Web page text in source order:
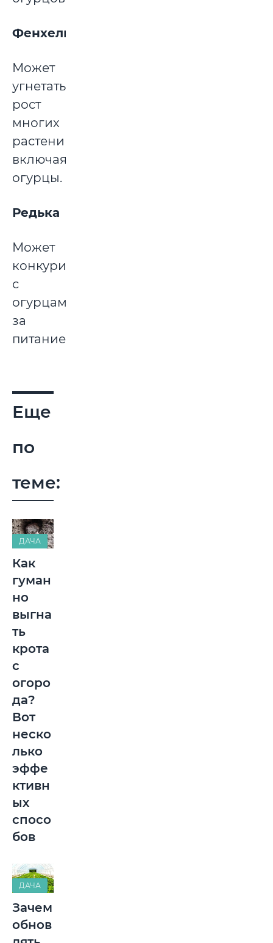
Фенхель
Может
угнетать
рост
многих
растений,
включая
огурцы.
Редька
Может
конкурировать
с
огурцами
за
питание.
Еще
по
теме:
ДАЧА
Как
гуман
но
выгна
ть
крота
с
огоро
да?
Вот
неско
лько
эффе
ктивн
ых
спосо
бов
ДАЧА
Зачем
обнов